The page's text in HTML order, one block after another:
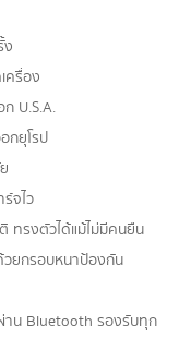
ครื่อง
U.S.A.
กยุโรป
จไว
ทรงตัวได้แม้ไม่มีคนยืน
วยกรอบหนาป้องกัน
ผ่าน Bluetooth รองรับทุก